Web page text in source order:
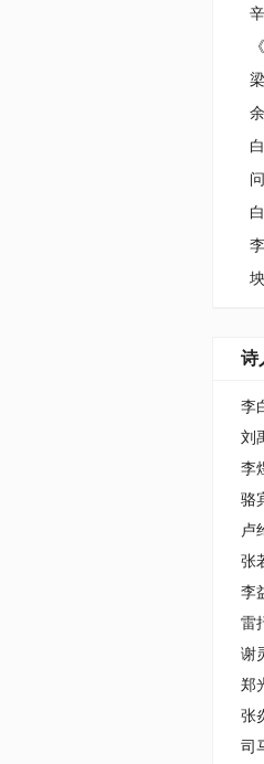
诗
李
刘
李
骆
卢
张
李
雷
谢
郑
张
司